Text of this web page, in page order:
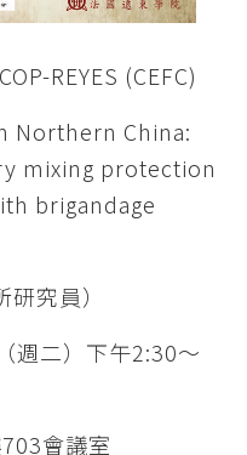
REYES (CEFC)
Northern China:
mixing protection
brigandage
究員）
週二）下午2:30～
會議室